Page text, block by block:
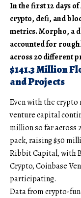
In the first 12 days
crypto, defi, and
metrics. Morpho, a
accounted for
across 20 different
$141.3 Million
and Projects
Even with the crypto
venture capital
million so far across
pack, raising $50
Ribbit Capital, with
Crypto, Coinbase
participating.
Data from crypto-